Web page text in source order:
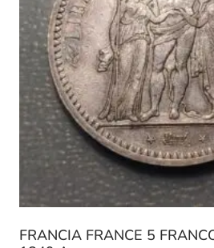
FRANCIA FRANCE 5